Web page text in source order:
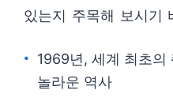
있는지 주목해 보시기
1969년, 세계 최초의
놀라운 역사